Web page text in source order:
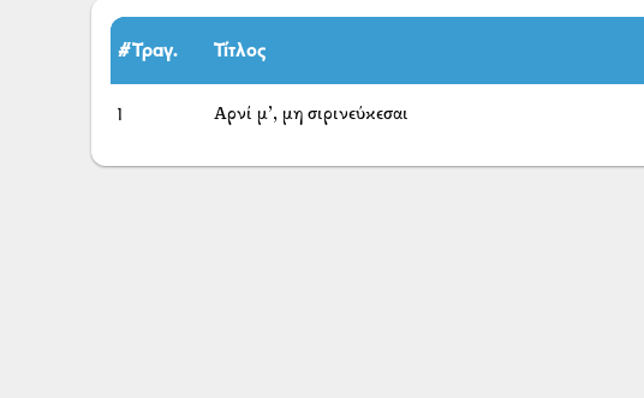
#Τραγ. Τίτλος
1 Αρνί μ’, μη σιρινεύκεσαι